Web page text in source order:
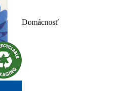
Domácnosť